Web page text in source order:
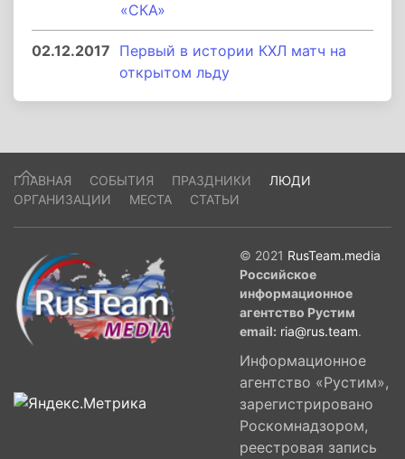
«СКА»
02.12.2017 Первый в истории КХЛ матч на
открытом льду
ГЛАВНАЯ СОБЫТИЯ ПРАЗДНИКИ
ЛЮДИ
ОРГАНИЗАЦИИ
МЕСТА СТАТЬИ
© 2021 RusTeam.media
Российское
информационное
агентство Рустим
email: ria@rus.team.
Информационное
агентство «Рустим»,
зарегистрировано
Роскомнадзором,
реестровая запись